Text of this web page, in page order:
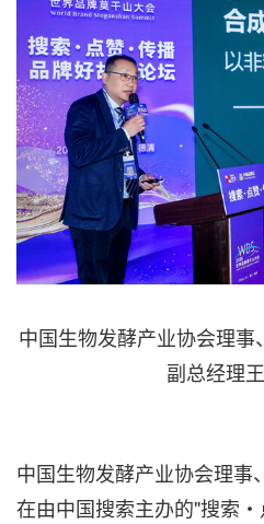
中国生物发酵产业协会理
副总经理
中国生物发酵产业协会理事
在由中国搜索主办的"搜索